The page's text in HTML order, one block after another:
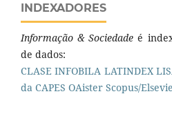
INDEXADORES
Informação & Sociedadeé
de dados:
CLASE INFOBILA LATINDEX
da CAPES OAister Scopus/